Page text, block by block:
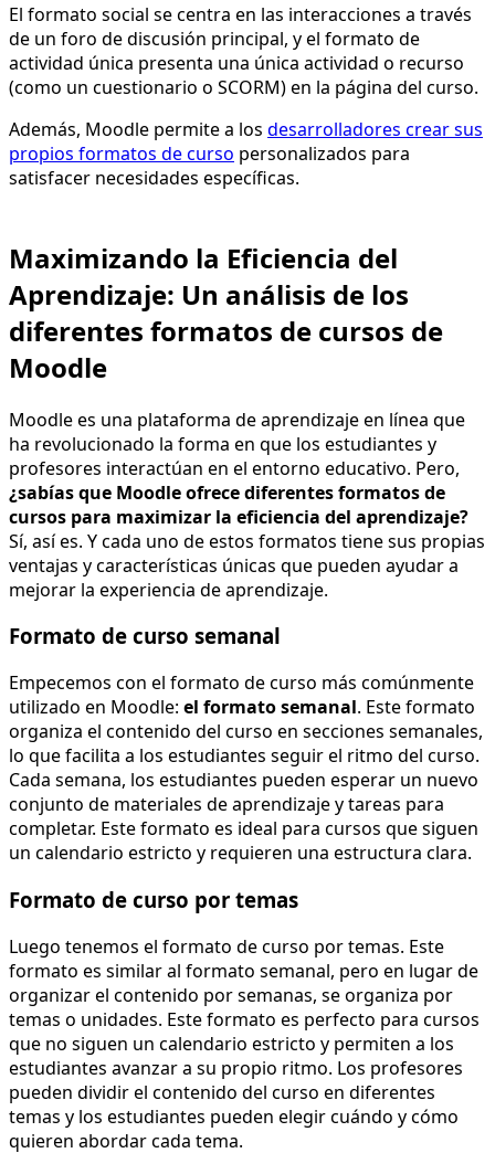
El formato social se centra en las interacciones a través
de un foro de discusión principal, y el formato de
actividad única presenta una única actividad o recurso
(como un cuestionario o SCORM) en la página del curso.
Además, Moodle permite a los desarrolladores crear sus
propios formatos de curso personalizados para
satisfacer necesidades específicas.
Maximizando la Eficiencia del
Aprendizaje: Un análisis de los
diferentes formatos de cursos de
Moodle
Moodle es una plataforma de aprendizaje en línea que
ha revolucionado la forma en que los estudiantes y
profesores interactúan en el entorno educativo. Pero,
¿sabías que Moodle ofrece diferentes formatos de
cursos para maximizar la eficiencia del aprendizaje?
Sí, así es. Y cada uno de estos formatos tiene sus propias
ventajas y características únicas que pueden ayudar a
mejorar la experiencia de aprendizaje.
Formato de curso semanal
Empecemos con el formato de curso más comúnmente
utilizado en Moodle: el formato semanal. Este formato
organiza el contenido del curso en secciones semanales,
lo que facilita a los estudiantes seguir el ritmo del curso.
Cada semana, los estudiantes pueden esperar un nuevo
conjunto de materiales de aprendizaje y tareas para
completar. Este formato es ideal para cursos que siguen
un calendario estricto y requieren una estructura clara.
Formato de curso por temas
Luego tenemos el formato de curso por temas. Este
formato es similar al formato semanal, pero en lugar de
organizar el contenido por semanas, se organiza por
temas o unidades. Este formato es perfecto para cursos
que no siguen un calendario estricto y permiten a los
estudiantes avanzar a su propio ritmo. Los profesores
pueden dividir el contenido del curso en diferentes
temas y los estudiantes pueden elegir cuándo y cómo
quieren abordar cada tema.